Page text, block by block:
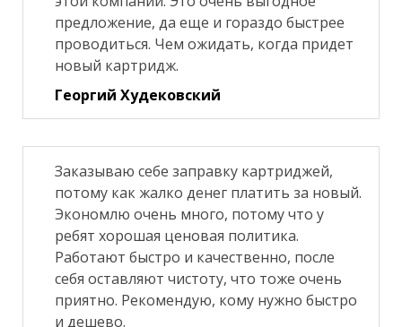
предложение, да еще и гораздо быстрее
проводиться. Чем ожидать, когда придет
новый картридж.
Георгий Худековский
Заказываю себе заправку картриджей,
потому как жалко денег платить за новый.
Экономлю очень много, потому что у
ребят хорошая ценовая политика.
Работают быстро и качественно, после
себя оставляют чистоту, что тоже очень
приятно. Рекомендую, кому нужно быстро
и дешево.